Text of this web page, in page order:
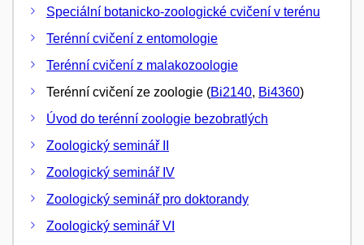
Speciální botanicko-zoologické cvičení v terénu
Terénní cvičení z entomologie
Terénní cvičení z malakozoologie
Terénní cvičení ze zoologie (Bi2140, Bi4360)
Úvod do terénní zoologie bezobratlých
Zoologický seminář II
Zoologický seminář IV
Zoologický seminář pro doktorandy
Zoologický seminář VI